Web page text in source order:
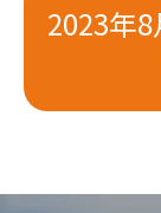
2023年8